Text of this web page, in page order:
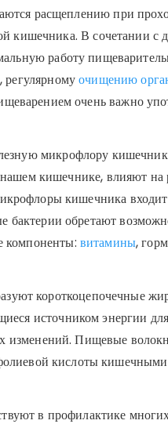
расщеплению при
кишечника. В сочетании с
работу
регулярномуочищению
очень важно
микрофлору
кишечнике, влияют на
кишечника входит
обретают
компоненты: витамины,
источником энергии
изменений. Пищевые
кислоты кишечными
в профилактике